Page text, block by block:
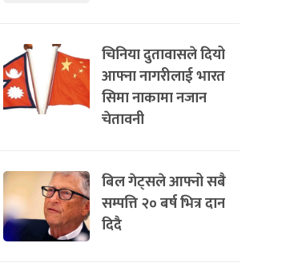
चिनिया दुतावासले दियो
आफ्ना नागरीलाई भारत
सिमा नाकामा नजान
चेतावनी
बिल गेट्सले आफ्नो सबै
सम्पत्ति २० बर्ष भित्र दान
दिदै